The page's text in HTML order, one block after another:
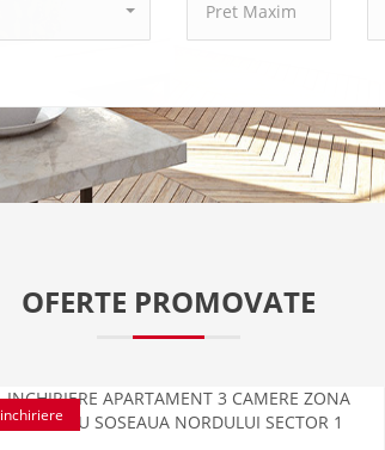
OFERTE PROMOVATE
inchiriere